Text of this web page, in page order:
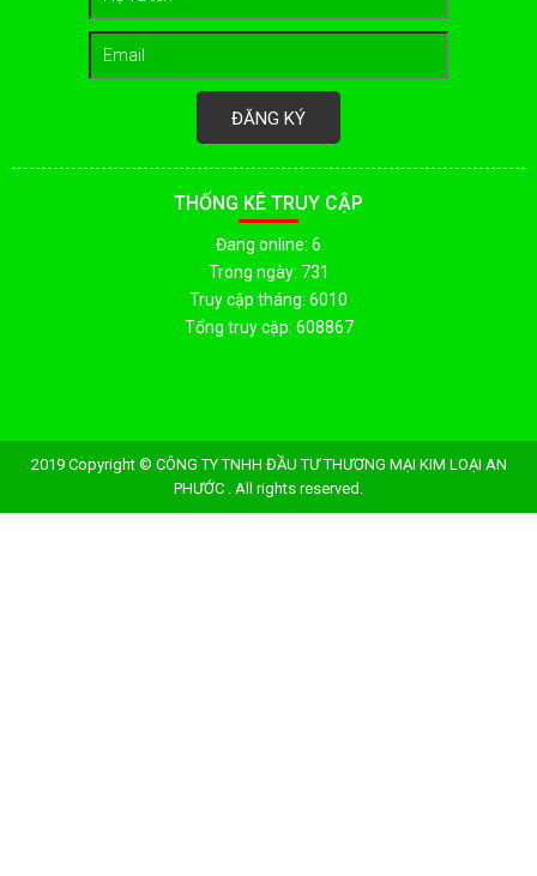
ĐĂNG KÝ
THỐNG KÊ TRUY CẬP
Đang online: 6
Trong ngày: 731
Truy cập tháng: 6010
Tổng truy cập: 608867
2019 Copyright © CÔNG TY TNHH ĐẦU TƯ THƯƠNG MẠI KIM LOẠI AN
PHƯỚC . All rights reserved.